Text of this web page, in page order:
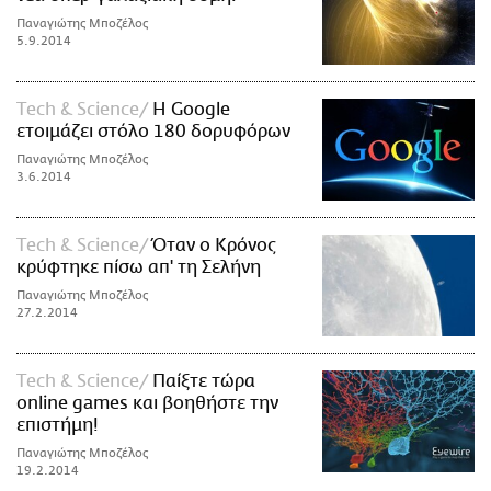
Παναγιώτης Μποζέλος
5.9.2014
Τech & Science
Η Google
ετοιμάζει στόλο 180 δορυφόρων
Παναγιώτης Μποζέλος
3.6.2014
Τech & Science
Όταν ο Κρόνος
κρύφτηκε πίσω απ' τη Σελήνη
Παναγιώτης Μποζέλος
27.2.2014
Τech & Science
Παίξτε τώρα
online games και βοηθήστε την
επιστήμη!
Παναγιώτης Μποζέλος
19.2.2014